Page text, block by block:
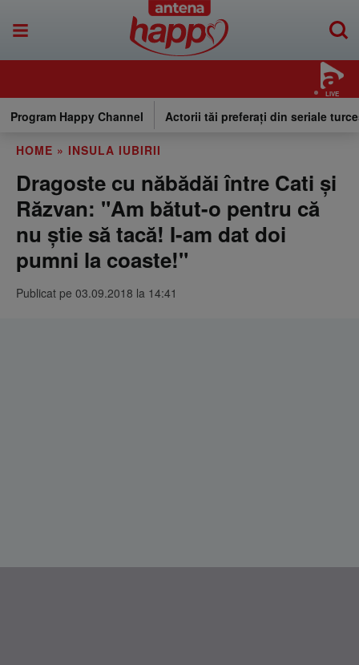
LIVE
Program Happy Channel Actorii tăi preferați din seriale
HOME » INSULA IUBIRII
Dragoste cu năbădăi între Cati și
Răzvan: "Am bătut-o pentru că
nu știe să tacă! I-am dat doi
pumni la coaste!"
Publicat pe 03.09.2018 la 14:41